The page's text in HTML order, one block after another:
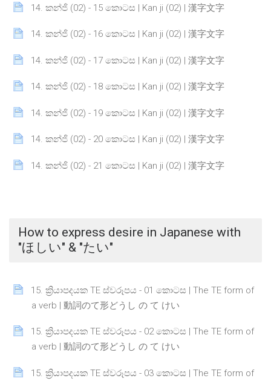
14. කන්ජි (02) - 15 කොටස | Kan ji (02) | 漢字文字
Page
14. කන්ජි (02) - 16 කොටස | Kan ji (02) | 漢字文字
Page
14. කන්ජි (02) - 17 කොටස | Kan ji (02) | 漢字文字
Page
14. කන්ජි (02) - 18 කොටස | Kan ji (02) | 漢字文字
Page
14. කන්ජි (02) - 19 කොටස | Kan ji (02) | 漢字文字
Page
14. කන්ජි (02) - 20 කොටස | Kan ji (02) | 漢字文字
Page
14. කන්ජි (02) - 21 කොටස | Kan ji (02) | 漢字文字
Page
How to express desire in Japanese with
"ほしい" & "たい"
15. ක්‍රියාපදයක TE ස්වරූපය - 01 කොටස | The TE form of
a verb | 動詞のて形どうし の て けい
Page
15. ක්‍රියාපදයක TE ස්වරූපය - 02 කොටස | The TE form of
a verb | 動詞のて形どうし の て けい
Page
15. ක්‍රියාපදයක TE ස්වරූපය - 03 කොටස | The TE form of